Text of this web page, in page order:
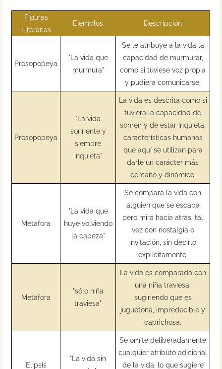
Figuras
Literarias
Ejemplos Descripción
Prosopopeya
"La vida que
murmura"
Se le atribuye a la vida la
capacidad de murmurar,
como si tuviese voz propia
y pudiera comunicarse.
Prosopopeya
"La vida
sonriente y
siempre
inquieta"
La vida es descrita como si
tuviera la capacidad de
sonreír y de estar inquieta,
características humanas
que aquí se utilizan para
darle un carácter más
cercano y dinámico.
Metáfora
"La vida que
huye volviendo
la cabeza"
Se compara la vida con
alguien que se escapa
pero mira hacia atrás, tal
vez con nostalgia o
invitación, sin decirlo
explícitamente.
Metáfora
"sólo niña
traviesa"
La vida es comparada con
una niña traviesa,
sugiriendo que es
juguetona, impredecible y
caprichosa.
Elipsis
"La vida sin
Se omite deliberadamente
cualquier atributo adicional
de la vida, lo que sugiere